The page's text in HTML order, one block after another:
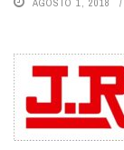
AGOSTO 1, 2018